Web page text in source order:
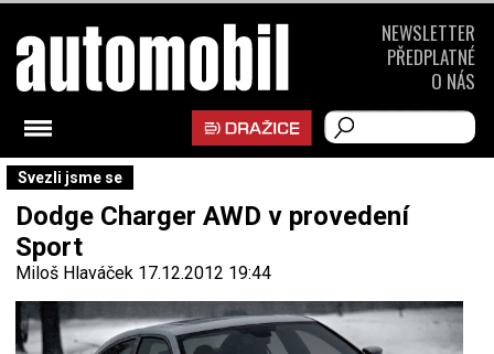
Svezli jsme se
Dodge Charger AWD v provedení
Sport
Miloš Hlaváček 17.12.2012 19:44
NEWSLETTER
PŘEDPLATNÉ
O NÁS